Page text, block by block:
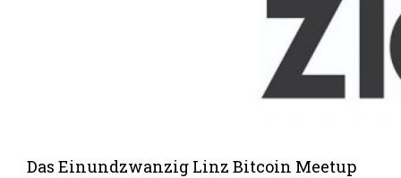
Das Einundzwanzig Linz Bitcoin Meetup